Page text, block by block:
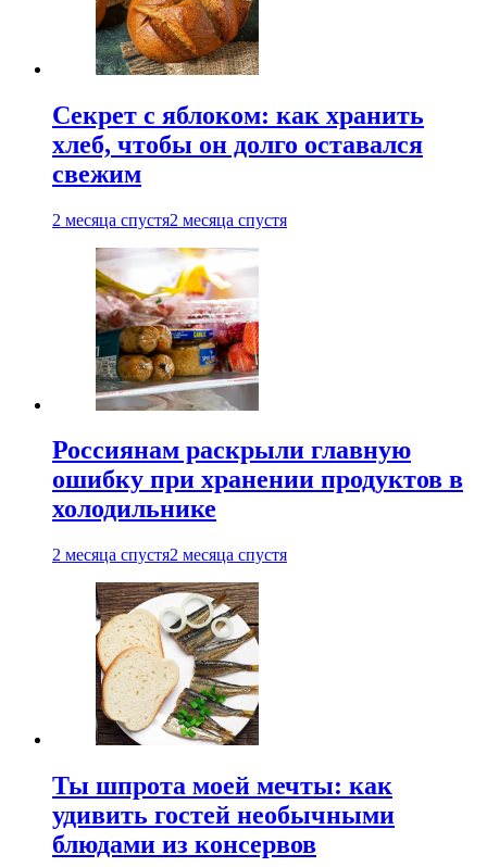
Секрет с яблоком: как хранить
хлеб, чтобы он долго оставался
свежим
2 месяца спустя2 месяца спустя
Россиянам раскрыли главную
ошибку при хранении продуктов в
холодильнике
2 месяца спустя2 месяца спустя
Ты шпрота моей мечты: как
удивить гостей необычными
блюдами из консервов